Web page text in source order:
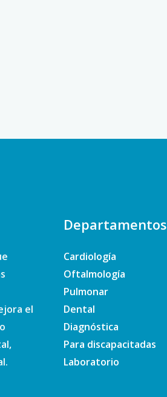
el
Departamentos
Cardiología
Oftalmología
Pulmonar
Dental
Diagnóstica
Para discapacitadas
Laboratorio